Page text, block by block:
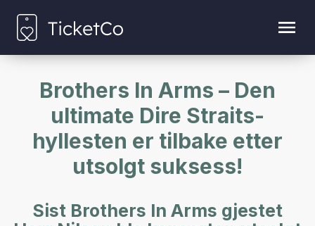
Brothers In Arms – Den
ultimate Dire Straits-
hyllesten er tilbake etter
utsolgt suksess!
Sist Brothers In Arms gjestet